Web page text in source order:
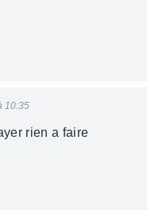
10:35
rien a faire